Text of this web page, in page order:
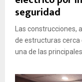
seguridad
Las construcciones,
de estructuras cerca
una de las